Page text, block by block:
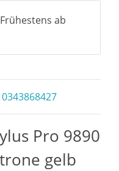
ab
Pro 9890
gelb